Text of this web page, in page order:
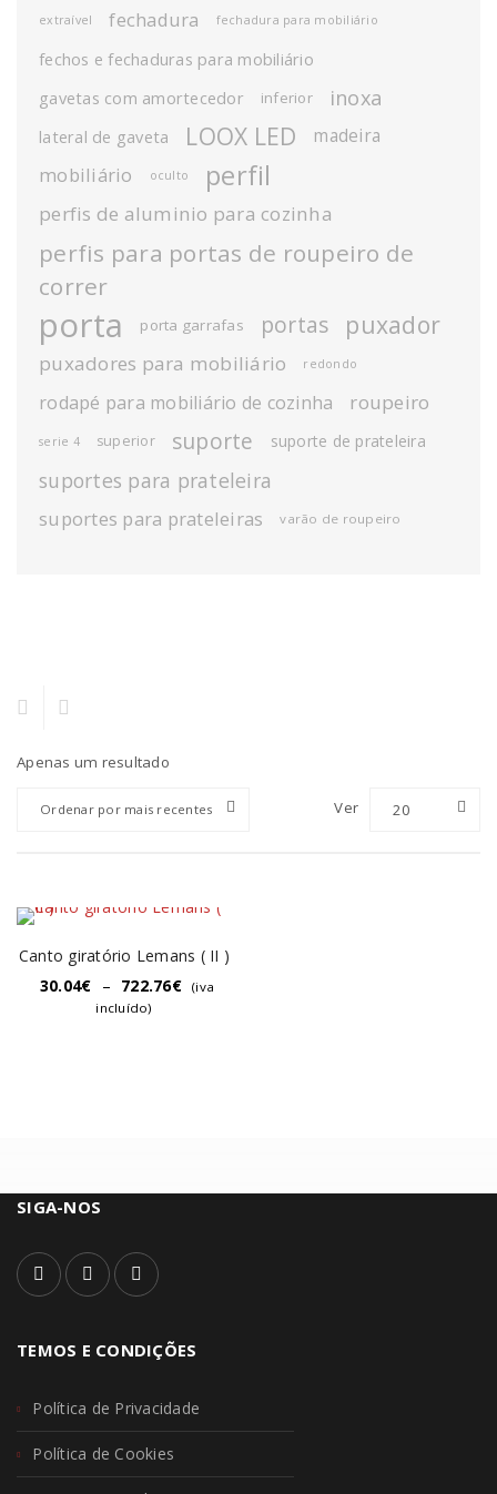
extraível fechadura fechadura para mobiliário
fechos e fechaduras para mobiliário
gavetas com amortecedor
inferior inoxa
lateral de gaveta LOOX LED madeira
mobiliário oculto perfil
perfis de aluminio para cozinha
perfis para portas de roupeiro de
correr
porta porta garrafas portas puxador
puxadores para mobiliário redondo
rodapé para mobiliário de cozinha roupeiro
serie 4 superior suporte suporte de prateleira
suportes para prateleira
suportes para prateleiras varão de roupeiro
Apenas um resultado
Ordenar por mais recentes Ver 20
Canto giratório Lemans ( II )
30.04€ – 722.76€
(iva
incluído)
SIGA-NOS
TEMOS E CONDIÇÕES
Política de Privacidade
Política de Cookies